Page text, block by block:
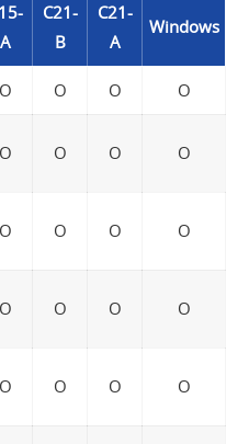
A
C21-
B
C21-
A
Windows
O O O O
O O O O
O O O O
O O O O
O O O O